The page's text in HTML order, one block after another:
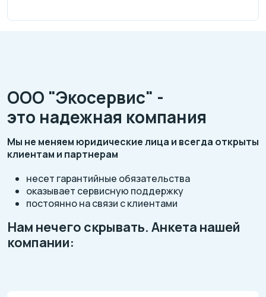
ООО "Экосервис" -
это надежная компания
Мы не меняем юридические лица и всегда открыты
клиентам и партнерам
несет гарантийные обязательства
оказывает сервисную поддержку
постоянно на связи с клиентами
Нам нечего скрывать. Анкета нашей
компании: